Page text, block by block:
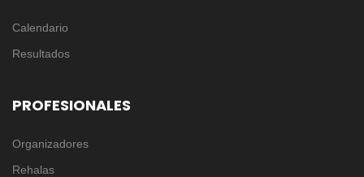
Calendario
Resultados
PROFESIONALES
Organizadores
Rehalas